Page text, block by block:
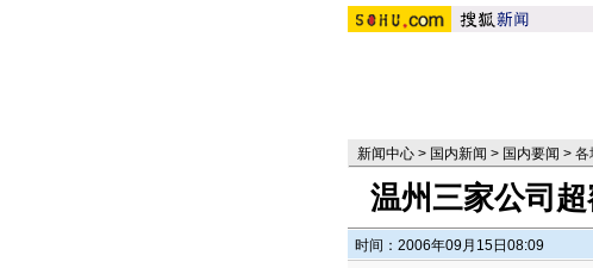
新闻中心 > 国内新闻 > 国内要闻 > 各
温州三家公司
时间：2006年09月15日08:09